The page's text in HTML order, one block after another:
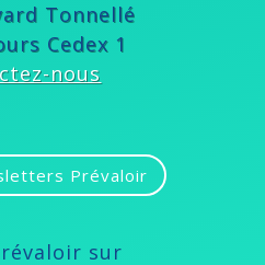
Tonnellé
Cedex 1
nous
Prévaloir
sur